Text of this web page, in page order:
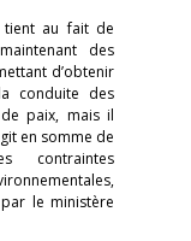
tient au fait de
des
d’obtenir
conduite des
paix, mais il
en somme de
contraintes
le ministère